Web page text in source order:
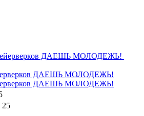
ДАЕШЬ МОЛОДЕЖЬ!
ДАЕШЬ МОЛОДЕЖЬ!
25